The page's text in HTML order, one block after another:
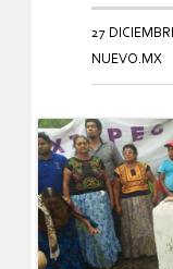
27
NUEVO.MX